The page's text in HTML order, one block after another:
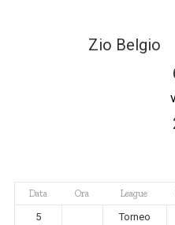
Zio Belgio
Data Ora League
5
Torneo